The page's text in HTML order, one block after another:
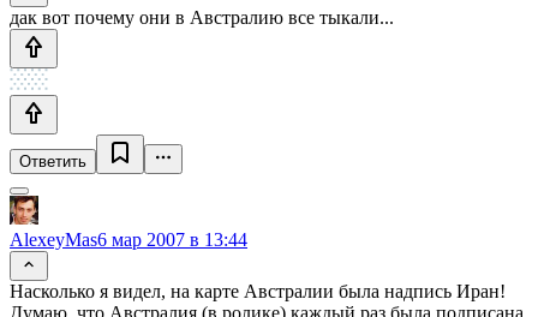
дак вот почему они в Австралию все тыкали...
Ответить
AlexeyMas6 мар 2007 в 13:44
Насколько я видел, на карте Австралии была надпись Иран!
Думаю, что Австралия (в ролике) каждый раз была подписана